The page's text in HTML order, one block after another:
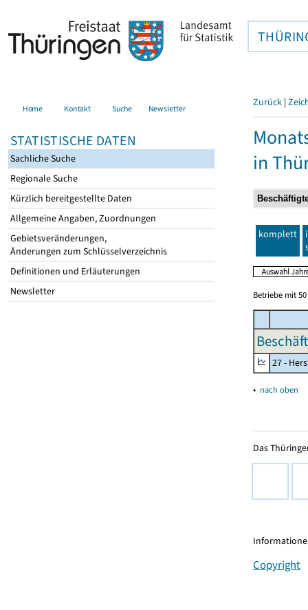
Home Kontakt Suche Newsletter
STATISTISCHE DATEN
Sachliche Suche
Regionale Suche
Kürzlich bereitgestellte Daten
Allgemeine Angaben, Zuordnungen
Gebietsveränderungen,
Änderungen zum Schlüsselverzeichnis
Definitionen und Erläuterungen
Newsletter
Zurück |
in
komplett
Betriebe mit
27 -
▴ nach oben
Das
Copyright